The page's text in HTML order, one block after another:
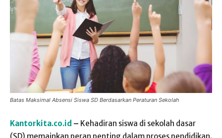
Batas Maksimal Absensi Siswa SD Berdasarkan Peraturan Sekolah
Kantorkita.co.id – Kehadiran siswa di sekolah dasar
(SD) memainkan peran penting dalam proses pendidikan.